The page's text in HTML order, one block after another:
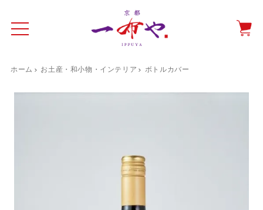
ド 一布やについて 商品をみる 特集ページ
ホーム お土産・和小物・インテリア ボトルカバー